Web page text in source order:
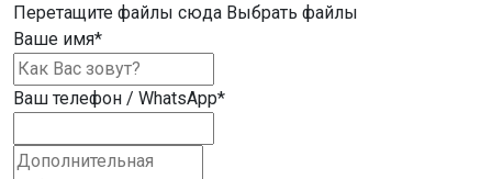
и приему различных металлов м. Тульская. Мы
принимаем широкий ассортимент черных и
цветных металлов, а также кабели,
аккумуляторы, электродвигатели и другие
перерабатываемые материалы.
Наш приемный пункт работает без выходных и
Перетащите файлы сюда Выбрать файлы
Ваше имя*
Ваш телефон / WhatsApp*